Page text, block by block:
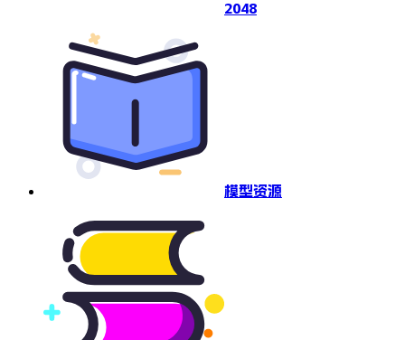
2048
模型资源